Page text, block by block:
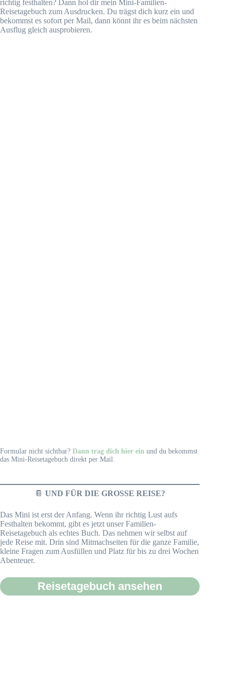
richtig festhalten? Dann hol dir mein Mini-Familien-
Reisetagebuch zum Ausdrucken. Du trägst dich kurz ein und
bekommst es sofort per Mail, dann könnt ihr es beim nächsten
Ausflug gleich ausprobieren.
Formular nicht sichtbar? Dann trag dich hier ein und du bekommst
das Mini-Reisetagebuch direkt per Mail.
📔 UND FÜR DIE GROSSE REISE?
Das Mini ist erst der Anfang. Wenn ihr richtig Lust aufs
Festhalten bekommt, gibt es jetzt unser Familien-
Reisetagebuch als echtes Buch. Das nehmen wir selbst auf
jede Reise mit. Drin sind Mitmachseiten für die ganze Familie,
kleine Fragen zum Ausfüllen und Platz für bis zu drei Wochen
Abenteuer.
Reisetagebuch ansehen